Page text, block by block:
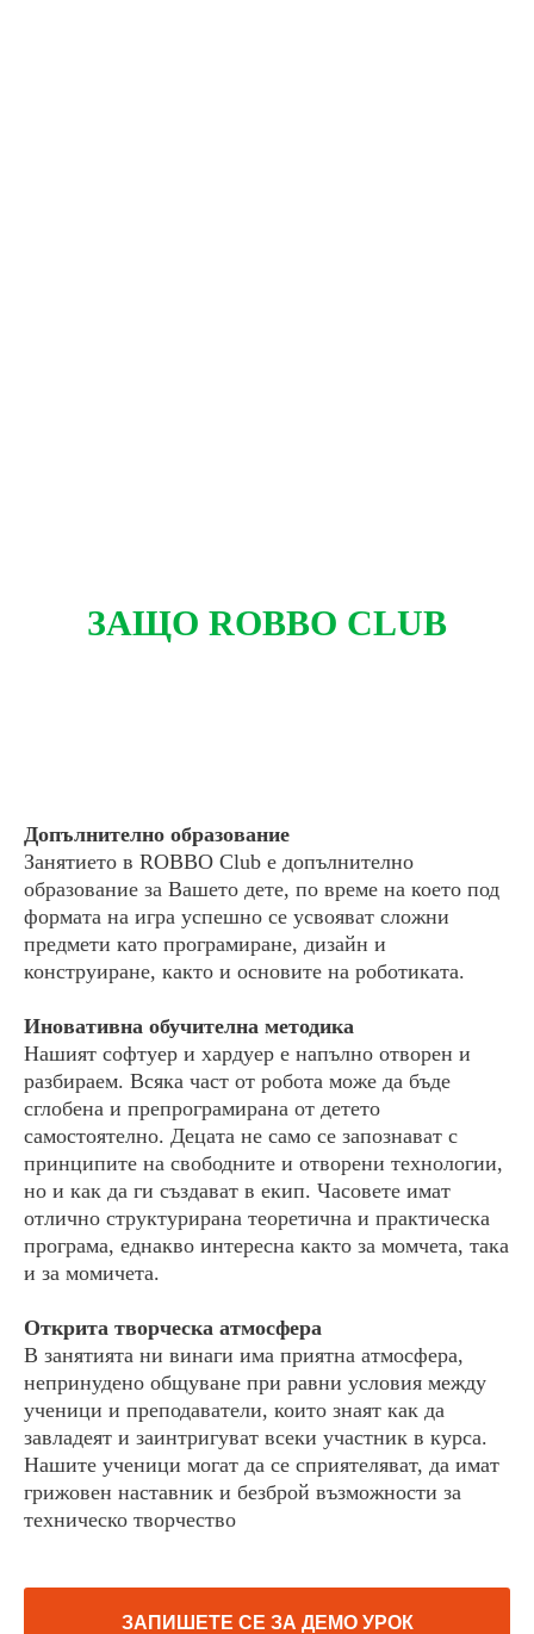
ЗАЩО ROBBO CLUB
Допълнително образование
Занятието в ROBBO Club е допълнително
образование за Вашето дете, по време на което под
формата на игра успешно се усвояват сложни
предмети като програмиране, дизайн и
конструиране, както и основите на роботиката.
Иновативна обучителна методика
Нашият софтуер и хардуер е напълно отворен и
разбираем. Всяка част от робота може да бъде
сглобена и препрограмирана от детето
самостоятелно. Децата не само се запознават с
принципите на свободните и отворени технологии,
но и как да ги създават в екип. Часовете имат
отлично структурирана теоретична и практическа
програма, еднакво интересна както за момчета, така
и за момичета.
Открита творческа атмосфера
В занятията ни винаги има приятна атмосфера,
непринудено общуване при равни условия между
ученици и преподаватели, които знаят как да
завладеят и заинтригуват всеки участник в курса.
Нашите ученици могат да се сприятеляват, да имат
грижовен наставник и безброй възможности за
техническо творчество
ЗАПИШЕТЕ СЕ ЗА ДЕМО УРОК